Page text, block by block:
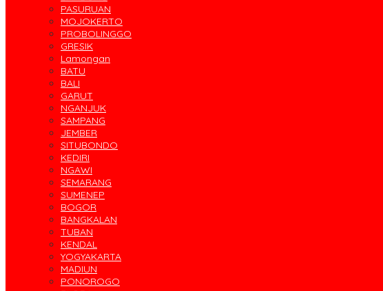
PASURUAN
MOJOKERTO
PROBOLINGGO
GRESIK
Lamongan
BATU
BALI
GARUT
NGANJUK
SAMPANG
JEMBER
SITUBONDO
KEDIRI
NGAWI
SEMARANG
SUMENEP
BOGOR
BANGKALAN
TUBAN
KENDAL
YOGYAKARTA
MADIUN
PONOROGO